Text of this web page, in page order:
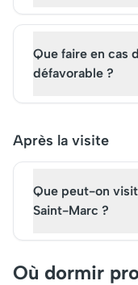
Que faire en cas
défavorable ?
Après la visite
Que peut-on
Saint-Marc ?
Où dormir